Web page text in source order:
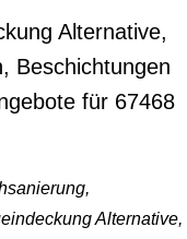
Alternative,
Beschichtungen
für 67468
Alternative,